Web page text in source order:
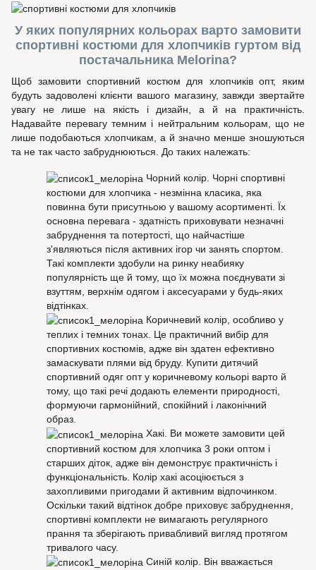
У яких популярних кольорах варто замовити
спортивні костюми для хлопчиків гуртом від
постачальника Melorina?
Щоб замовити спортивний костюм для хлопчиків опт, яким
будуть задоволені клієнти вашого магазину, завжди звертайте
увагу не лише на якість і дизайн, а й на практичність.
Надавайте перевагу темним і нейтральним кольорам, що не
лише подобаються хлопчикам, а й значно менше зношуються
та не так часто забруднюються. До таких належать:
Чорний колір. Чорні спортивні
костюми для хлопчика - незмінна класика, яка
повинна бути присутньою у вашому асортименті. Їх
основна перевага - здатність приховувати незначні
забруднення та потертості, що найчастіше
з'являються після активних ігор чи занять спортом.
Такі комплекти здобули на ринку неабияку
популярність ще й тому, що їх можна поєднувати зі
взуттям, верхнім одягом і аксесуарами у будь-яких
відтінках.
Коричневий колір, особливо у
теплих і темних тонах. Це практичний вибір для
спортивних костюмів, адже він здатен ефективно
замаскувати плями від бруду. Купити дитячий
спортивний одяг опт у коричневому кольорі варто й
тому, що такі речі додають елементи природності,
формуючи гармонійний, спокійний і лаконічний
образ.
Хакі. Ви можете замовити цей
спортивний костюм для хлопчика 3 роки оптом і
старших діток, адже він демонструє практичність і
функціональність. Колір хакі асоціюється з
захопливими пригодами й активним відпочинком.
Оскільки такий відтінок добре приховує забруднення,
спортивні комплекти не вимагають регулярного
прання та зберігають привабливий вигляд протягом
тривалого часу.
Синій колір. Він вважається